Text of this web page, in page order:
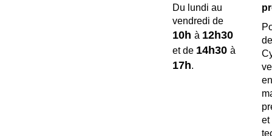
Du lundi au
vendredi de
10h à 12h30
et de 14h30 à
17h.